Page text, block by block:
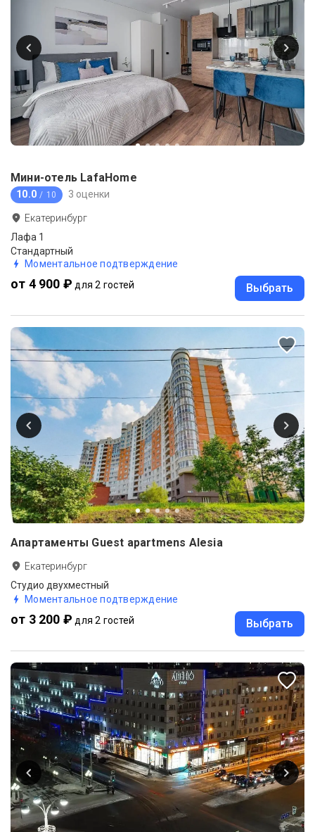
Мини-отель LafaHome
10.0 / 10 3 оценки
Екатеринбург
Лафа 1
Стандартный
Моментальное подтверждение
от 4 900 ₽ для 2 гостей Выбрать
Апартаменты Guest apartmens Alesia
Екатеринбург
Студио двухместный
Моментальное подтверждение
от 3 200 ₽ для 2 гостей Выбрать